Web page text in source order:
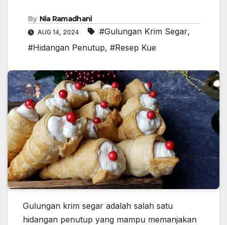
By Nia Ramadhani
AUG 14, 2024 #Gulungan Krim Segar,
#Hidangan Penutup, #Resep Kue
Gulungan krim segar adalah salah satu
hidangan penutup yang mampu memanjakan